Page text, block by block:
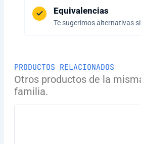
Equivalencias
Te sugerimos alternativas
PRODUCTOS RELACIONADOS
Otros productos de la
familia.